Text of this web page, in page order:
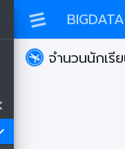
จำนวนนักเรี